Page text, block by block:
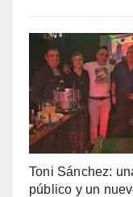
Toni Sánchez:
público y un